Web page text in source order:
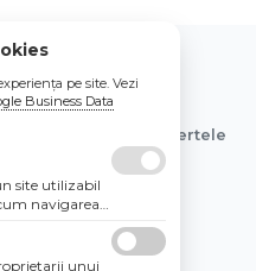
Store SRL
lei si includ tva. Ofertele
pe site. Vezi
Business Data
site utilizabil
navigarea
fără aceste
unui